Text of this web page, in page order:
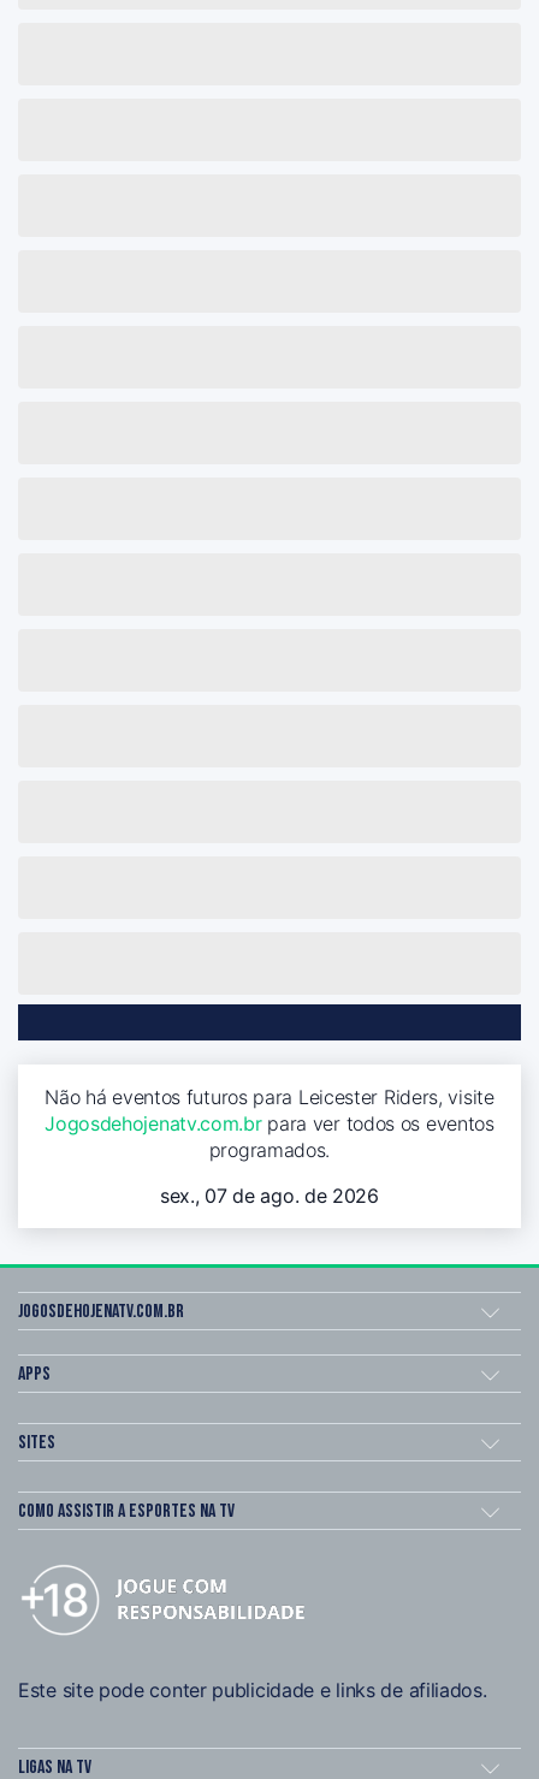
Não há eventos futuros para Leicester Riders, visite
Jogosdehojenatv.com.brpara ver todos os eventos
programados.
sex., 07 de ago. de 2026
Jogosdehojenatv.com.br
Apps
Sites
Como assistir a esportes na TV
Este site pode conter publicidade e links de afiliados.
Ligas na TV